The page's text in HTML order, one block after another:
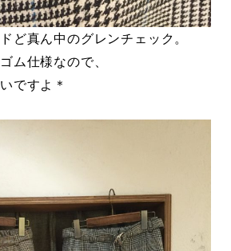
ど真ん中のグレンチェック。
ム仕様なので、
ですよ＊